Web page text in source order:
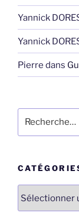
Yannick
Yannick
Pierre dans
pour